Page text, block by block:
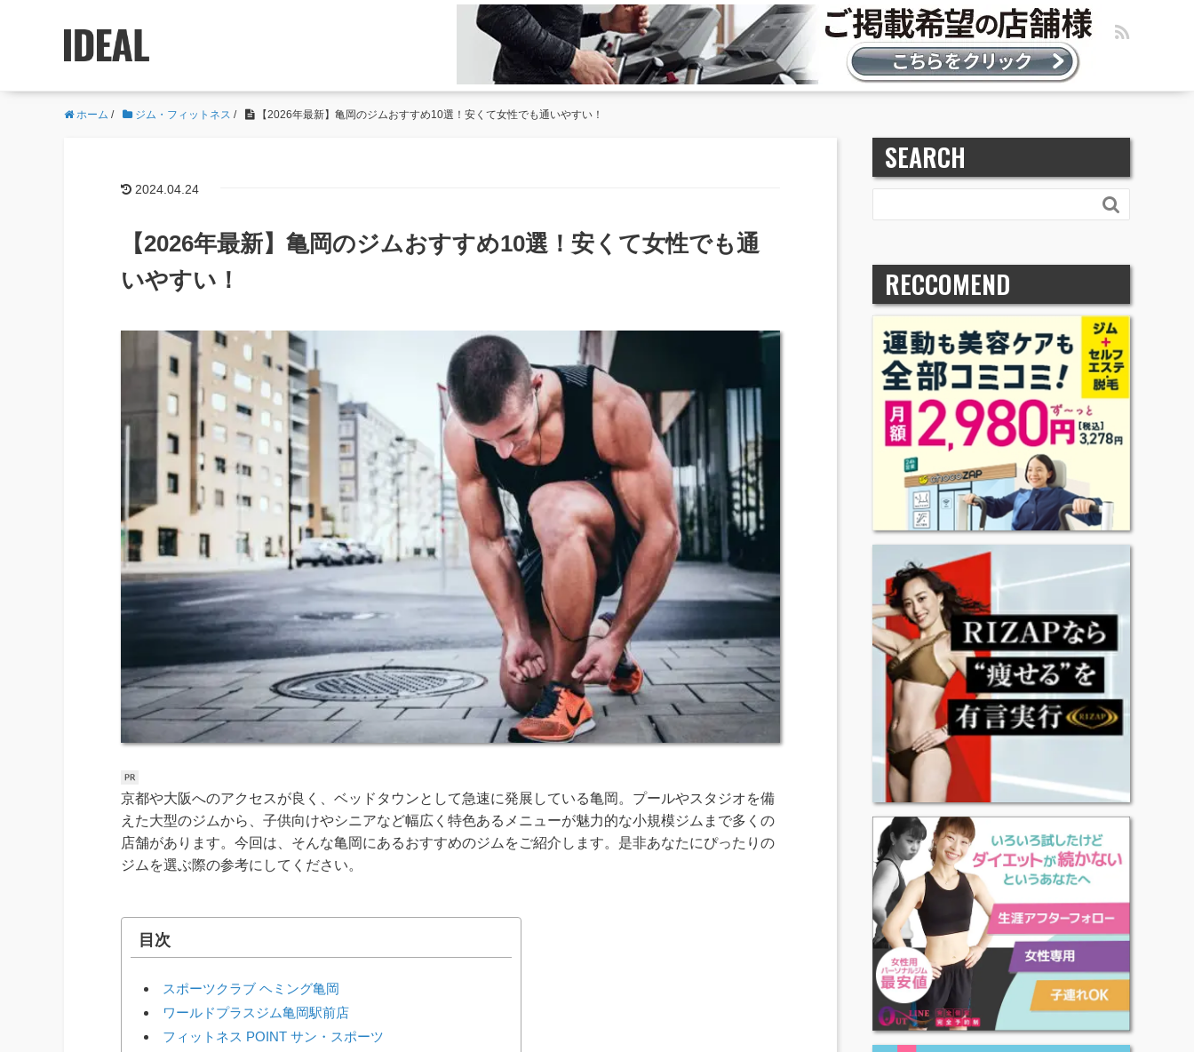
ホーム / ジム・フィットネス / 【2026年最新】亀岡のジムおすすめ10選！安くて女性でも通いやすい！
2024.04.24
【2026年最新】亀岡のジムおすすめ10選！安くて女性でも通
いやすい！
京都や大阪へのアクセスが良く、ベッドタウンとして急速に発展している亀岡。プールやスタジオを備
えた大型のジムから、子供向けやシニアなど幅広く特色あるメニューが魅力的な小規模ジムまで多くの
店舗があります。今回は、そんな亀岡にあるおすすめのジムをご紹介します。是非あなたにぴったりの
ジムを選ぶ際の参考にしてください。
目次
スポーツクラブ ヘミング亀岡
ワールドプラスジム亀岡駅前店
フィットネス POINT サン・スポーツ
SEARCH

RECCOMEND